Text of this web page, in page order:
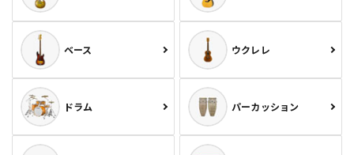
ベース ウクレレ
ドラム パーカッション